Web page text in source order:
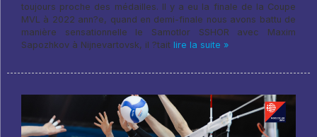
toujours proche des médailles. Il y a eu la finale de la Coupe
MVL à 2022 ann?e, quand en demi-finale nous avons battu de
manière sensationnelle le Samotlor SSHOR avec Maxim
Sapozhkov à Nijnevartovsk, il ?tait lire la suite »